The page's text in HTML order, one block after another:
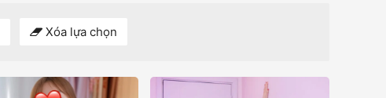
Xóa lựa chọn